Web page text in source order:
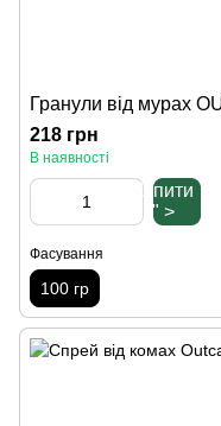
Гранули від мурах
218 грн
В наявності
Купити
" >
Фасування
100 гр